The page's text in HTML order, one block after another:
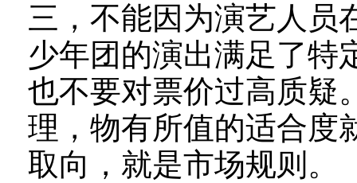
三，不能因为演艺人员
少年团的演出满足了特
也不要对票价过高质疑
理，物有所值的适合度
取向，就是市场规则。